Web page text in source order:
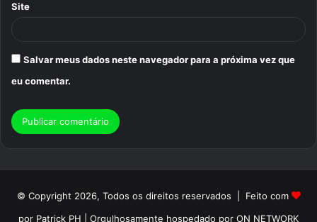
Site
Salvar meus dados neste navegador para a próxima vez que
eu comentar.
© Copyright 2026, Todos os direitos reservados | Feito com
por Patrick PH | Orgulhosamente hospedado por ON NETWORK